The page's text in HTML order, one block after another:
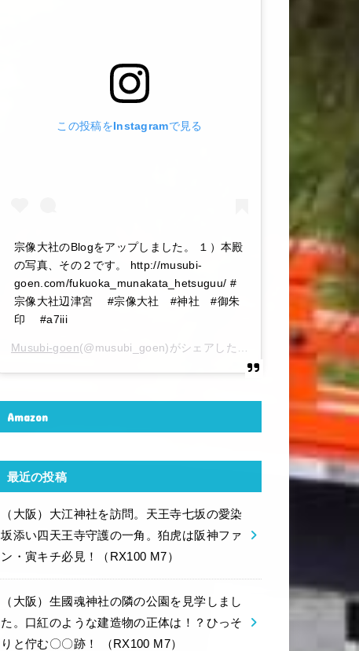
この投稿をInstagramで見る
宗像大社のBlogをアップしました。 １）本殿
の写真、その２です。 http://musubi-
goen.com/fukuoka_munakata_hetsuguu/ #
宗像大社辺津宮 #宗像大社 #神社 #御朱
印 #a7iii
Musubi-goen(@musubi_goen)がシェアした投稿 – 2020年 6月月6
Amazon
最近の投稿
（大阪）大江神社を訪問。天王寺七坂の愛染
坂添い四天王寺守護の一角。狛虎は阪神ファ
ン・寅キチ必見！（RX100 M7）
（大阪）生國魂神社の隣の公園を見学しまし
た。口紅のような建造物の正体は！？ひっそ
りと佇む〇〇跡！ （RX100 M7）